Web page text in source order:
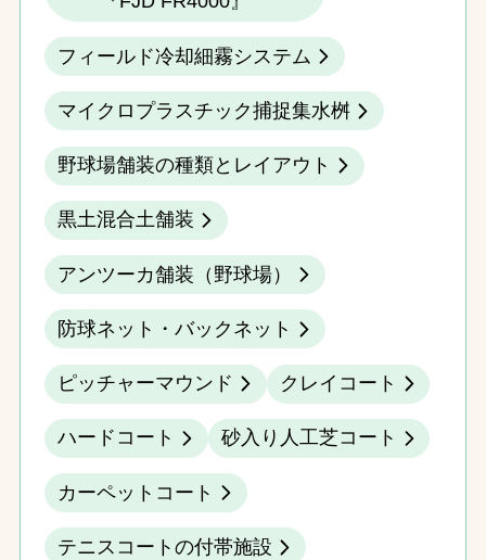
フィールド冷却細霧システム
マイクロプラスチック捕捉集水桝
野球場舗装の種類とレイアウト
黒土混合土舗装
アンツーカ舗装（野球場）
防球ネット・バックネット
ピッチャーマウンド クレイコート
ハードコート 砂入り人工芝コート
カーペットコート
テニスコートの付帯施設